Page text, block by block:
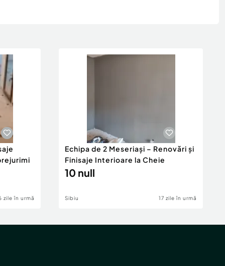
zile în urmă
Echipa de 2 Meseriași – Renovări și
Finisaje Interioare la Cheie
10 null
Sibiu 17 zile în urmă